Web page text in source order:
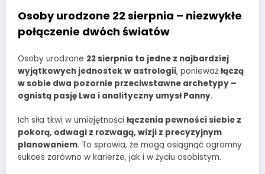
Osoby urodzone 22 sierpnia – niezwykłe
połączenie dwóch światów
Osoby urodzone 22 sierpnia to jedne z najbardziej
wyjątkowych jednostek w astrologii, ponieważ łączą
w sobie dwa pozornie przeciwstawne archetypy –
ognistą pasję Lwa i analityczny umysł Panny.
Ich siła tkwi w umiejętności łączenia pewności siebie z
pokorą, odwagi z rozwagą, wizji z precyzyjnym
planowaniem. To sprawia, że mogą osiągnąć ogromny
sukces zarówno w karierze, jak i w życiu osobistym.